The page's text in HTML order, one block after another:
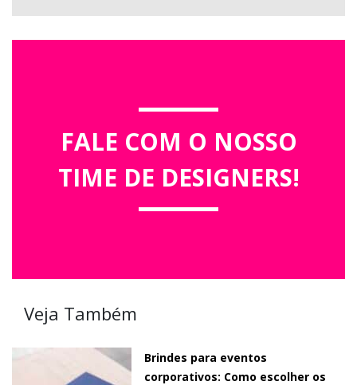
FALE COM O NOSSO
TIME DE DESIGNERS!
Veja Também
Brindes para eventos
corporativos: Como escolher os